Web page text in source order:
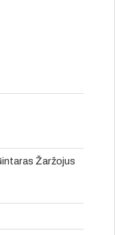
Žaržojus